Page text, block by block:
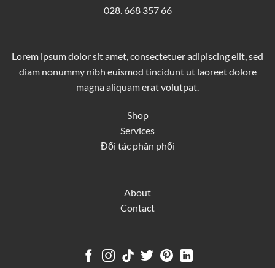
028. 668 357 66
Lorem ipsum dolor sit amet, consectetuer adipiscing elit, sed
diam nonummy nibh euismod tincidunt ut laoreet dolore
magna aliquam erat volutpat.
Shop
Services
Đối tác phân phối
About
Contact